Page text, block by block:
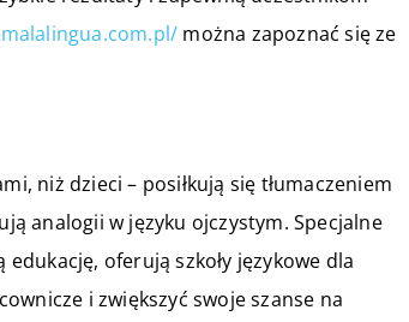
można zapoznać się ze
niż dzieci – posiłkują się tłumaczeniem
analogii w języku ojczystym. Specjalne
oferują szkoły językowe dla
i zwiększyć swoje szanse na